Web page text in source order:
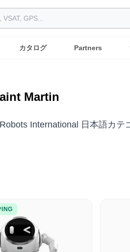
カタログ Partners
Martin
International 日本語カテ